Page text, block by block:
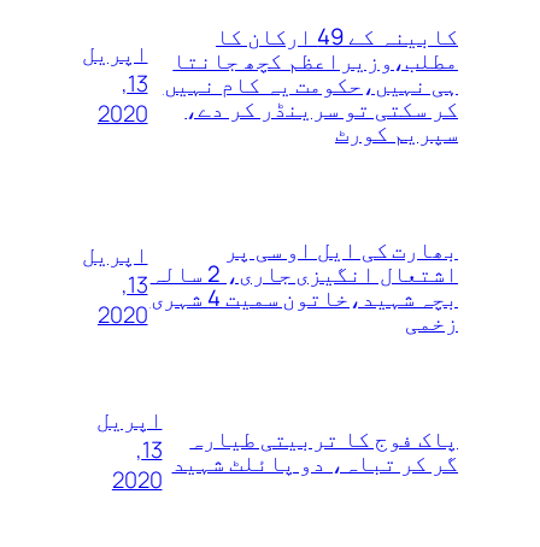
کابینہ کے 49 ارکان کا
مطلب،وزیراعظم کچھ جانتا
ہی نہیں،حکومت یہ کام نہیں
کر سکتی تو سرینڈر کر دے،
سپریم کورٹ
اپریل
13,
2020
بھارت کی ایل او سی پر
اشتعال انگیزی جاری، 2 سالہ
بچہ شہید،خاتون سمیت 4 شہری
زخمی
اپریل
13,
2020
پاک فوج کا تربیتی طیارہ
گر کر تباہ، دو پائلٹ شہید
اپریل
13,
2020